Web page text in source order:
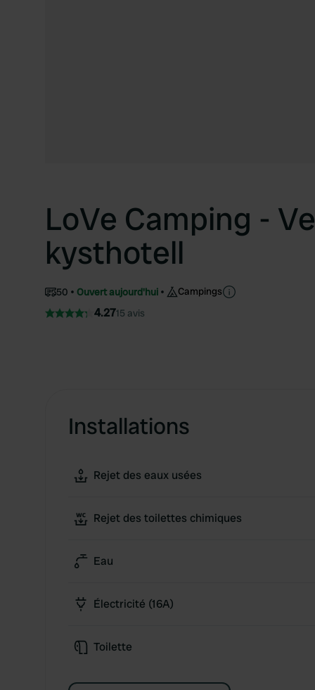
LoVe Camping -
kysthotell
50 Ouvert aujourd'hui Campings
4.2715 avis
Installations
Rejet des eaux usées
Rejet des toilettes chimiques
Eau
Électricité (16A)
Toilette